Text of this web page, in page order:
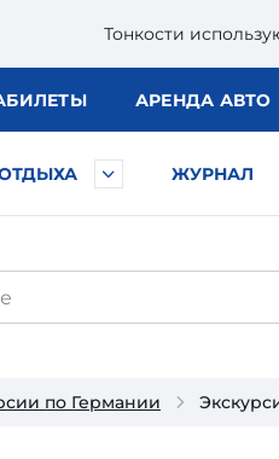
Тонкости
БИЛЕТЫ АРЕНДА АВТО
ЖУРНАЛ
по Германии